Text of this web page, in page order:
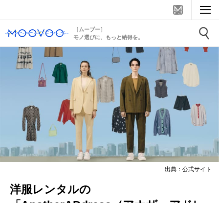
［ムーブー］
モノ選びに、もっと納得を。
出典：公式サイト
洋服レンタルの